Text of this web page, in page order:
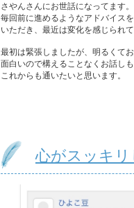
さやんさんにお世話になってます。
毎回前に進めるようなアドバイスを
いただき、最近は変化を感じられて
最初は緊張しましたが、明るくて
面白いので構えることなくお話しも
これからも通いたいと思います。
心がスッキ